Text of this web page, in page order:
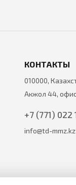
КОНТАКТЫ
010000,
Акжол 44,
+7 (771) 022
info@td-mmz.kz